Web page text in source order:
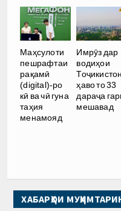
Маҳсулоти
пешрафтаи
рақамӣ
(digital)-ро
кӣ ва чӣ гуна
таҳия
менамояд
Имрӯз дар
водиҳои
Тоҷикистон
ҳаво то 33
дараҷа
мешавад
ХАБАРҲОИ